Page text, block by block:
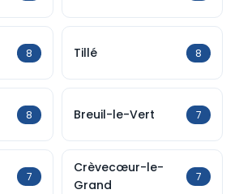
8 Tillé 8
8 Breuil-le-Vert 7
7
Crèvecœur-le-
Grand
7